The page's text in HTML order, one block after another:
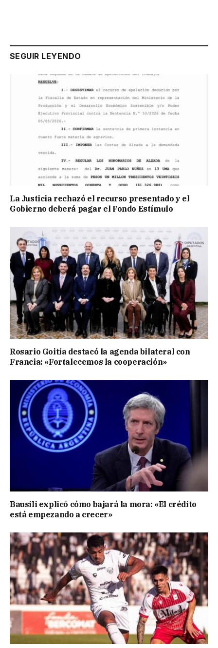
SEGUIR LEYENDO
La Justicia rechazó el recurso presentado y el
Gobierno deberá pagar el Fondo Estímulo
Rosario Goitía destacó la agenda bilateral con
Francia: «Fortalecemos la cooperación»
Bausili explicó cómo bajará la mora: «El crédito
está empezando a crecer»